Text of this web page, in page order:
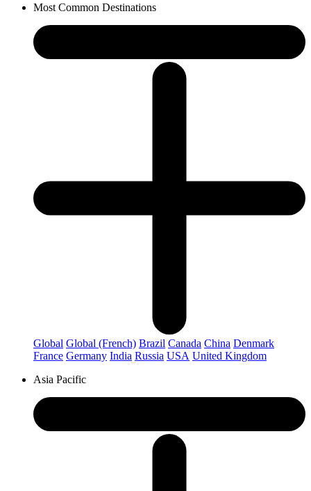
Most Common Destinations
Global Global (French) Brazil Canada China Denmark
France Germany India Russia USA United Kingdom
Asia Pacific